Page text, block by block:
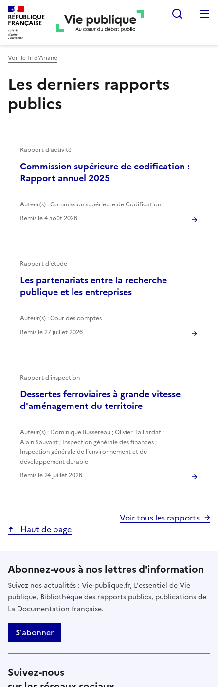
RÉPUBLIQUE
FRANÇAISE
Voir le fil d’Ariane
Les derniers rapports
publics
Commission supérieure de codification :
Rapport annuel 2025
Rapport d'activité
Auteur(s) :Commission supérieure de Codification
Remis le4 août 2026
Les partenariats entre la recherche
publique et les entreprises
Rapport d'étude
Auteur(s) :Cour des comptes
Remis le27 juillet 2026
Dessertes ferroviaires à grande vitesse
d'aménagement du territoire
Rapport d'inspection
Auteur(s) : Dominique Bussereau ;Olivier Taillardat ;
Alain Sauvant ; Inspection générale des finances ;
Inspection générale de l'environnement et du
développement durable
Remis le24 juillet 2026
Voir tous les rapports
Haut de page
Abonnez-vous à nos lettres d'information
Suivez nos actualités : Vie-publique.fr, L'essentiel de Vie
publique, Bibliothèque des rapports publics, publications de
La Documentation française.
S'abonner
Suivez-nous